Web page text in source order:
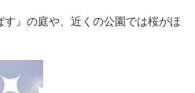
』の庭や、近くの公園では桜がほ